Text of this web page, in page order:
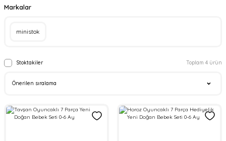
Markalar
ministok
Stoktakiler Toplam 4 ürün